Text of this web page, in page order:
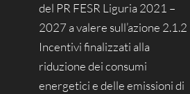
del PR FESR Liguria 2021 –
2027 a valere sull’azione 2.1.2
Incentivi finalizzati alla
riduzione dei consumi
energetici e delle emissioni di